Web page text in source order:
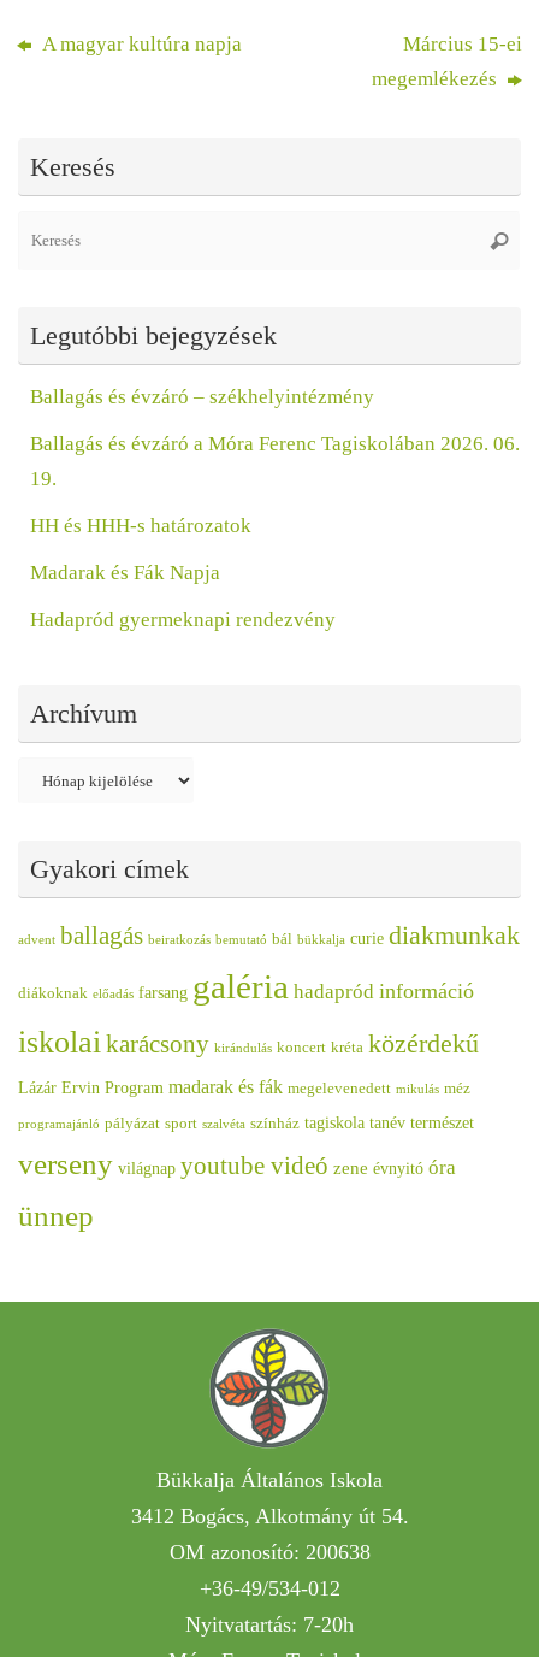
A magyar kultúra napja
Március 15-ei
megemlékezés
Keresés
Legutóbbi bejegyzések
Ballagás és évzáró – székhelyintézmény
Ballagás és évzáró a Móra Ferenc Tagiskolában 2026. 06.
19.
HH és HHH-s határozatok
Madarak és Fák Napja
Hadapród gyermeknapi rendezvény
Archívum
Archívum
Gyakori címek
advent ballagás beiratkozás bemutató bál bükkalja curie diakmunkak
diákoknak előadás farsang galéria hadapród információ
iskolaikarácsony kirándulás koncert kréta közérdekű
Lázár Ervin Program madarak és fák megelevenedett mikulás méz
programajánló pályázat sport szalvéta színház tagiskola tanév természet
verseny világnap youtube videó zene évnyitó óra
ünnep
Bükkalja Általános Iskola
3412 Bogács, Alkotmány út 54.
OM azonosító: 200638
+36-49/534-012
Nyitvatartás: 7-20h